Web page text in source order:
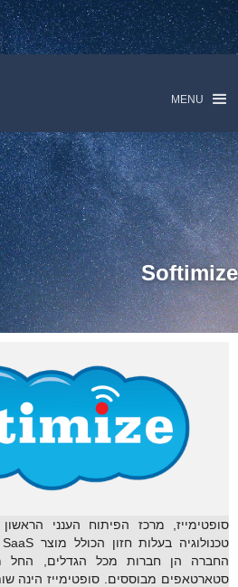
MENU
Softimize
סופטימייז, מרכז הפיתוח הענני
החברה הן חברות מכל הגדלים, החל